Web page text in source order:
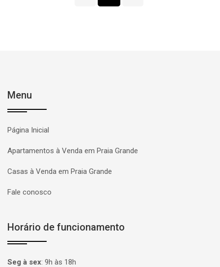
Menu
Página Inicial
Apartamentos à Venda em Praia Grande
Casas à Venda em Praia Grande
Fale conosco
Horário de funcionamento
Seg à sex: 9h às 18h